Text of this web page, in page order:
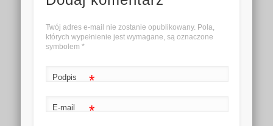
Twój adres e-mail nie zostanie opublikowany. Pola,
których wypełnienie jest wymagane, są oznaczone
symbolem *
Podpis *
E-mail *